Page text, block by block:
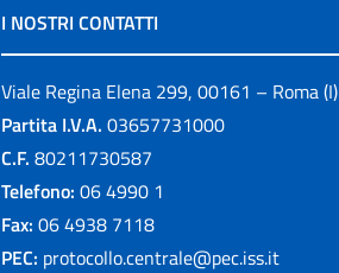
I NOSTRI CONTATTI
Viale Regina Elena 299, 00161 – Roma (I)
Partita I.V.A. 03657731000
C.F. 80211730587
Telefono: 06 4990 1
Fax: 06 4938 7118
PEC: protocollo.centrale@pec.iss.it